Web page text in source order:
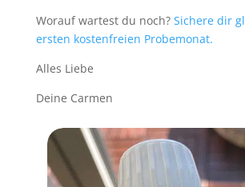
Worauf wartest du noch? Sichere dir
ersten kostenfreien Probemonat.
Alles Liebe
Deine Carmen